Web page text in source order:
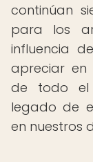
continúan
para los
influencia
apreciar en
de todo el
legado de
en nuestros